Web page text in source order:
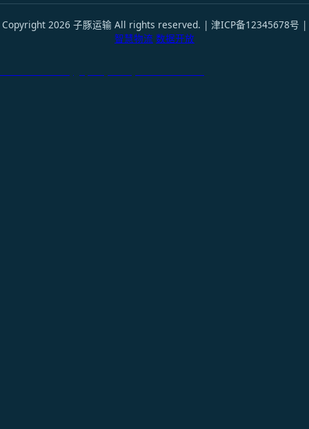
Copyright 2026 子豚运输 All rights reserved. | 津ICP备12345678号 |
智慧物流 数据开放